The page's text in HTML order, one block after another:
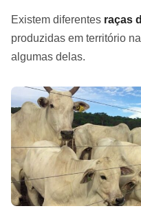
Existem diferentes raças
produzidas em território
algumas delas.